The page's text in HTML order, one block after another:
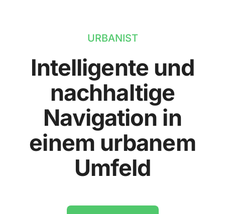
URBANIST
Intelligente und
nachhaltige
Navigation in
einem urbanem
Umfeld